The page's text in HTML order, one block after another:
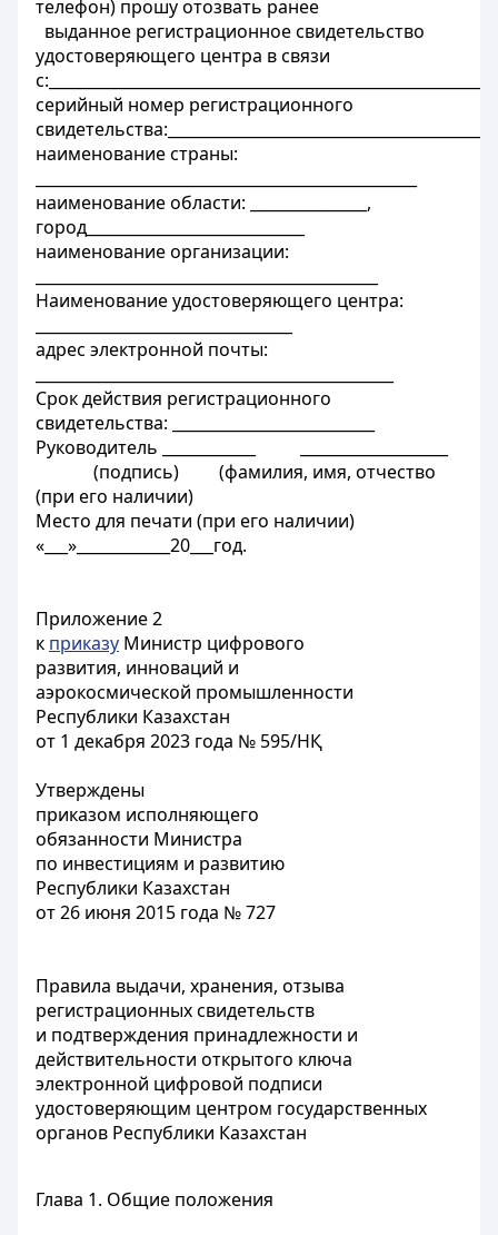
телефон) прошу отозвать ранее
выданное регистрационное свидетельство
удостоверяющего центра в связи
серийный номер регистрационного
наименование страны:
наименование области: _______________,
город____________________________
наименование организации:
Наименование удостоверяющего центра:
адрес электронной почты:
Срок действия регистрационного
свидетельства: __________________________
Руководитель ____________ ___________________
(подпись) (фамилия, имя, отчество
(при его наличии)
Место для печати (при его наличии)
«___»____________20___год.
Приложение 2
к приказу Министр цифрового
развития, инноваций и
аэрокосмической промышленности
Республики Казахстан
от 1 декабря 2023 года № 595/НҚ
Утверждены
приказом исполняющего
обязанности Министра
по инвестициям и развитию
Республики Казахстан
от 26 июня 2015 года № 727
Правила выдачи, хранения, отзыва
регистрационных свидетельств
и подтверждения принадлежности и
действительности открытого ключа
электронной цифровой подписи
удостоверяющим центром государственных
органов Республики Казахстан
Глава 1. Общие положения